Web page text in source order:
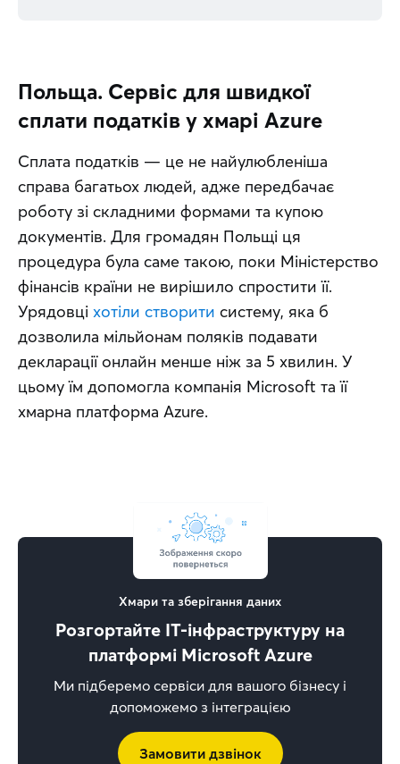
Польща. Сервіс для швидкої
сплати податків у хмарі Azure
Сплата податків — це не найулюбленіша
справа багатьох людей, адже передбачає
роботу зі складними формами та купою
документів. Для громадян Польщі ця
процедура була саме такою, поки Міністерство
фінансів країни не вирішило спростити її.
Урядовці хотіли створити систему, яка б
дозволила мільйонам поляків подавати
декларації онлайн менше ніж за 5 хвилин. У
цьому їм допомогла компанія Microsoft та її
хмарна платформа Azure.
Хмари та зберігання даних
Розгортайте IT-інфраструктуру на
платформі Microsoft Azure
Ми підберемо сервіси для вашого бізнесу і
допоможемо з інтеграцією
Замовити дзвінок